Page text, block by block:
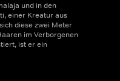
und in den
einer Kreatur aus
diese zwei Meter
im Verborgenen
ist er ein